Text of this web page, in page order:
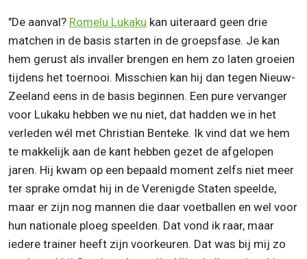
"De aanval? Romelu Lukaku kan uiteraard geen drie
matchen in de basis starten in de groepsfase. Je kan
hem gerust als invaller brengen en hem zo laten groeien
tijdens het toernooi. Misschien kan hij dan tegen Nieuw-
Zeeland eens in de basis beginnen. Een pure vervanger
voor Lukaku hebben we nu niet, dat hadden we in het
verleden wél met Christian Benteke. Ik vind dat we hem
te makkelijk aan de kant hebben gezet de afgelopen
jaren. Hij kwam op een bepaald moment zelfs niet meer
ter sprake omdat hij in de Verenigde Staten speelde,
maar er zijn nog mannen die daar voetballen en wel voor
hun nationale ploeg speelden. Dat vond ik raar, maar
iedere trainer heeft zijn voorkeuren. Dat was bij mij zo